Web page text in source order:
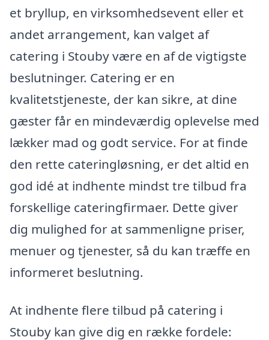
et bryllup, en virksomhedsevent eller et
andet arrangement, kan valget af
catering i Stouby være en af de vigtigste
beslutninger. Catering er en
kvalitetstjeneste, der kan sikre, at dine
gæster får en mindeværdig oplevelse med
lækker mad og godt service. For at finde
den rette cateringløsning, er det altid en
god idé at indhente mindst tre tilbud fra
forskellige cateringfirmaer. Dette giver
dig mulighed for at sammenligne priser,
menuer og tjenester, så du kan træffe en
informeret beslutning.
At indhente flere tilbud på catering i
Stouby kan give dig en række fordele: